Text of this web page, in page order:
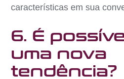
características em sua
6. É
uma nova
tendência?